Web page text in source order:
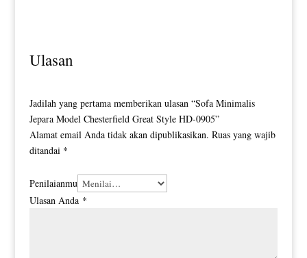
Ulasan
Jadilah yang pertama memberikan ulasan “Sofa Minimalis
Jepara Model Chesterfield Great Style HD-0905”
Alamat email Anda tidak akan dipublikasikan. Ruas yang wajib
ditandai *
Penilaianmu
Ulasan Anda *